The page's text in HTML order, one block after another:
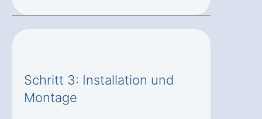
Schritt 3: Installation und
Montage